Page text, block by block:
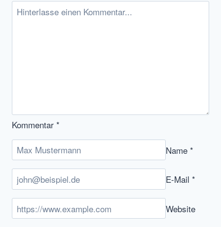
Kommentar *
Name *
E-Mail *
Website